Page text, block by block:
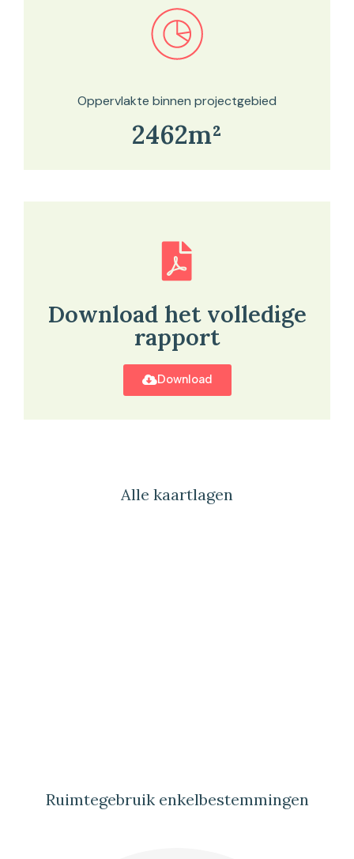
Bekijk in onze kaartviewer
Oppervlakte binnen projectgebied
2462m²
Download het volledige
rapport
Download
Alle kaartlagen
Ruimtegebruik enkelbestemmingen